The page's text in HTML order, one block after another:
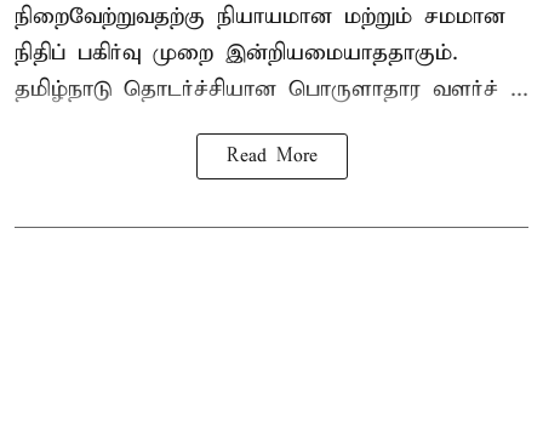
நிறைவேற்றுவதற்கு நியாயமான மற்றும் சமமான
நிதிப் பகிர்வு முறை இன்றியமையாததாகும்.
தமிழ்நாடு தொடர்ச்சியான பொருளாதார வளர்ச் ...
Read More